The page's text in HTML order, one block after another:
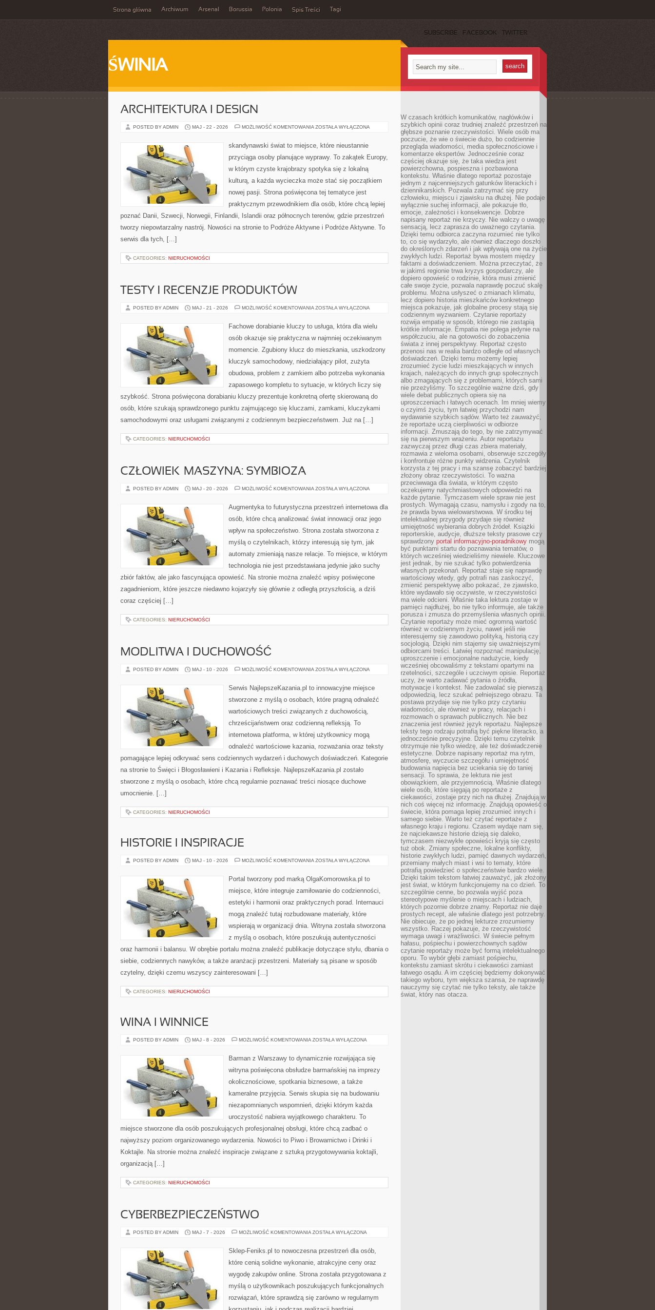
Strona główna Archiwum Arsenal Borussia Polonia Spis Treści Tagi
SUBSCRIBE FACEBOOK TWITTER
ŚWINIA
ARCHITEKTURA I DESIGN
POSTED BY ADMIN MAJ - 22 - 2026 MOŻLIWOŚĆ KOMENTOWANIA ARCHITEKTURA
ZOSTAŁA WYŁĄCZONA
skandynawski świat to miejsce, które nieustannie
przyciąga osoby planujące wyprawy. To zakątek Europy,
w którym czyste krajobrazy spotyka się z lokalną
kulturą, a każda wycieczka może stać się początkiem
nowej pasji. Strona poświęcona tej tematyce jest
praktycznym przewodnikiem dla osób, które chcą lepiej
poznać Danii, Szwecji, Norwegii, Finlandii, Islandii oraz północnych terenów, gdzie przestrzeń
tworzy niepowtarzalny nastrój. Nowości na stronie to Podróże Aktywne i Podróże Aktywne. To
serwis dla tych, […]
CATEGORIES: NIERUCHOMOŚCI
TESTY I RECENZJE PRODUKTÓW
POSTED BY ADMIN MAJ - 21 - 2026 MOŻLIWOŚĆ KOMENTOWANIA TESTY
PRODUKTÓW
ZOSTAŁA WYŁĄCZONA
Fachowe dorabianie kluczy to usługa, która dla wielu
osób okazuje się praktyczna w najmniej oczekiwanym
momencie. Zgubiony klucz do mieszkania, uszkodzony
kluczyk samochodowy, niedziałający pilot, zużyta
obudowa, problem z zamkiem albo potrzeba wykonania
zapasowego kompletu to sytuacje, w których liczy się
szybkość. Strona poświęcona dorabianiu kluczy prezentuje konkretną ofertę skierowaną do
osób, które szukają sprawdzonego punktu zajmującego się kluczami, zamkami, kluczykami
samochodowymi oraz usługami związanymi z codziennym bezpieczeństwem. Już na […]
CATEGORIES: NIERUCHOMOŚCI
CZŁOWIEK–MASZYNA: SYMBIOZA
POSTED BY ADMIN MAJ - 20 - 2026 MOŻLIWOŚĆ KOMENTOWANIA CZŁOWIEK–
ZOSTAŁA WYŁĄCZONA
Augmentyka to futurystyczna przestrzeń internetowa dla
osób, które chcą analizować świat innowacji oraz jego
wpływ na społeczeństwo. Strona została stworzona z
myślą o czytelnikach, którzy interesują się tym, jak
automaty zmieniają nasze relacje. To miejsce, w którym
technologia nie jest przedstawiana jedynie jako suchy
zbiór faktów, ale jako fascynująca opowieść. Na stronie można znaleźć wpisy poświęcone
zagadnieniom, które jeszcze niedawno kojarzyły się głównie z odległą przyszłością, a dziś
coraz częściej […]
CATEGORIES: NIERUCHOMOŚCI
MODLITWA I DUCHOWOŚĆ
POSTED BY ADMIN MAJ - 10 - 2026 MOŻLIWOŚĆ KOMENTOWANIA MODLITWA
ZOSTAŁA WYŁĄCZONA
Serwis NajlepszeKazania.pl to innowacyjne miejsce
stworzone z myślą o osobach, które pragną odnaleźć
wartościowych treści związanych z duchowością,
chrześcijaństwem oraz codzienną refleksją. To
internetowa platforma, w której użytkownicy mogą
odnaleźć wartościowe kazania, rozważania oraz teksty
pomagające lepiej odkrywać sens codziennych wydarzeń i duchowych doświadczeń. Kategorie
na stronie to Święci i Błogosławieni i Kazania i Refleksje. NajlepszeKazania.pl zostało
stworzone z myślą o osobach, które chcą regularnie poznawać treści niosące duchowe
umocnienie. […]
CATEGORIES: NIERUCHOMOŚCI
HISTORIE I INSPIRACJE
POSTED BY ADMIN MAJ - 10 - 2026 MOŻLIWOŚĆ KOMENTOWANIA HISTORIE
ZOSTAŁA WYŁĄCZONA
Portal tworzony pod marką OlgaKomorowska.pl to
miejsce, które integruje zamiłowanie do codzienności,
estetyki i harmonii oraz praktycznych porad. Internauci
mogą znaleźć tutaj rozbudowane materiały, które
wspierają w organizacji dnia. Witryna została stworzona
z myślą o osobach, które poszukują autentyczności
oraz harmonii i balansu. W obrębie portalu można znaleźć publikacje dotyczące stylu, dbania o
siebie, codziennych nawyków, a także aranżacji przestrzeni. Materiały są pisane w sposób
czytelny, dzięki czemu wszyscy zainteresowani […]
CATEGORIES: NIERUCHOMOŚCI
WINA I WINNICE
POSTED BY ADMIN MAJ - 8 - 2026 MOŻLIWOŚĆ KOMENTOWANIA WINA
ZOSTAŁA WYŁĄCZONA
Barman z Warszawy to dynamicznie rozwijająca się
witryna poświęcona obsłudze barmańskiej na imprezy
okolicznościowe, spotkania biznesowe, a także
kameralne przyjęcia. Serwis skupia się na budowaniu
niezapomnianych wspomnień, dzięki którym każda
uroczystość nabiera wyjątkowego charakteru. To
miejsce stworzone dla osób poszukujących profesjonalnej obsługi, które chcą zadbać o
najwyższy poziom organizowanego wydarzenia. Nowości to Piwo i Browarnictwo i Drinki i
Koktajle. Na stronie można znaleźć inspiracje związane z sztuką przygotowywania koktajli,
organizacją […]
CATEGORIES: NIERUCHOMOŚCI
CYBERBEZPIECZEŃSTWO
POSTED BY ADMIN MAJ - 7 - 2026 MOŻLIWOŚĆ KOMENTOWANIA CYBERBEZPIECZEŃSTWO
ZOSTAŁA WYŁĄCZONA
Sklep-Feniks.pl to nowoczesna przestrzeń dla osób,
które cenią solidne wykonanie, atrakcyjne ceny oraz
wygodę zakupów online. Strona została przygotowana z
myślą o użytkownikach poszukujących funkcjonalnych
rozwiązań, które sprawdzą się zarówno w regularnym
W czasach krótkich komunikatów, nagłówków i
szybkich opinii coraz trudniej znaleźć przestrzeń na
głębsze poznanie rzeczywistości. Wiele osób ma
poczucie, że wie o świecie dużo, bo codziennie
przegląda wiadomości, media społecznościowe i
komentarze ekspertów. Jednocześnie coraz
częściej okazuje się, że taka wiedza jest
powierzchowna, pospieszna i pozbawiona
kontekstu. Właśnie dlatego reportaż pozostaje
jednym z najcenniejszych gatunków literackich i
dziennikarskich. Pozwala zatrzymać się przy
człowieku, miejscu i zjawisku na dłużej. Nie podaje
wyłącznie suchej informacji, ale pokazuje tło,
emocje, zależności i konsekwencje. Dobrze
napisany reportaż nie krzyczy. Nie walczy o uwagę
sensacją, lecz zaprasza do uważnego czytania.
Dzięki temu odbiorca zaczyna rozumieć nie tylko
to, co się wydarzyło, ale również dlaczego doszło
do określonych zdarzeń i jak wpływają one na życie
zwykłych ludzi. Reportaż bywa mostem między
faktami a doświadczeniem. Można przeczytać, że
w jakimś regionie trwa kryzys gospodarczy, ale
dopiero opowieść o rodzinie, która musi zmienić
całe swoje życie, pozwala naprawdę poczuć skalę
problemu. Można usłyszeć o zmianach klimatu,
lecz dopiero historia mieszkańców konkretnego
miejsca pokazuje, jak globalne procesy stają się
codziennym wyzwaniem. Czytanie reportaży
rozwija empatię w sposób, którego nie zastąpią
krótkie informacje. Empatia nie polega jedynie na
współczuciu, ale na gotowości do zobaczenia
świata z innej perspektywy. Reportaż często
przenosi nas w realia bardzo odległe od własnych
doświadczeń. Dzięki temu możemy lepiej
zrozumieć życie ludzi mieszkających w innych
krajach, należących do innych grup społecznych
albo zmagających się z problemami, których sami
nie przeżyliśmy. To szczególnie ważne dziś, gdy
wiele debat publicznych opiera się na
uproszczeniach i łatwych ocenach. Im mniej wiemy
o czyimś życiu, tym łatwiej przychodzi nam
wydawanie szybkich sądów. Warto też zauważyć,
że reportaże uczą cierpliwości w odbiorze
informacji. Zmuszają do tego, by nie zatrzymywać
się na pierwszym wrażeniu. Autor reportażu
zazwyczaj przez długi czas zbiera materiały,
rozmawia z wieloma osobami, obserwuje szczegóły
i konfrontuje różne punkty widzenia. Czytelnik
korzysta z tej pracy i ma szansę zobaczyć bardziej
złożony obraz rzeczywistości. To ważna
przeciwwaga dla świata, w którym często
oczekujemy natychmiastowych odpowiedzi na
każde pytanie. Tymczasem wiele spraw nie jest
prostych. Wymagają czasu, namysłu i zgody na to,
że prawda bywa wielowarstwowa. W środku tej
intelektualnej przygody przydaje się również
umiejętność wybierania dobrych źródeł. Książki
reporterskie, audycje, dłuższe teksty prasowe czy
sprawdzony portal informacyjno-poradnikowy mogą
być punktami startu do poznawania tematów, o
których wcześniej wiedzieliśmy niewiele. Kluczowe
jest jednak, by nie szukać tylko potwierdzenia
własnych przekonań. Reportaż staje się naprawdę
wartościowy wtedy, gdy potrafi nas zaskoczyć,
zmienić perspektywę albo pokazać, że zjawisko,
które wydawało się oczywiste, w rzeczywistości
ma wiele odcieni. Właśnie taka lektura zostaje w
pamięci najdłużej, bo nie tylko informuje, ale także
porusza i zmusza do przemyślenia własnych opinii.
Czytanie reportaży może mieć ogromną wartość
również w codziennym życiu, nawet jeśli nie
interesujemy się zawodowo polityką, historią czy
socjologią. Dzięki nim stajemy się uważniejszymi
odbiorcami treści. Łatwiej rozpoznać manipulację,
uproszczenie i emocjonalne nadużycie, kiedy
wcześniej obcowaliśmy z tekstami opartymi na
rzetelności, szczególe i uczciwym opisie. Reportaż
uczy, że warto zadawać pytania o źródła,
motywacje i kontekst. Nie zadowalać się pierwszą
odpowiedzią, lecz szukać pełniejszego obrazu. Ta
postawa przydaje się nie tylko przy czytaniu
wiadomości, ale również w pracy, relacjach i
rozmowach o sprawach publicznych. Nie bez
znaczenia jest również język reportażu. Najlepsze
teksty tego rodzaju potrafią być piękne literacko, a
jednocześnie precyzyjne. Dzięki temu czytelnik
otrzymuje nie tylko wiedzę, ale też doświadczenie
estetyczne. Dobrze napisany reportaż ma rytm,
atmosferę, wyczucie szczegółu i umiejętność
budowania napięcia bez uciekania się do taniej
sensacji. To sprawia, że lektura nie jest
obowiązkiem, ale przyjemnością. Właśnie dlatego
wiele osób, które sięgają po reportaże z
ciekawości, zostaje przy nich na dłużej. Znajdują w
nich coś więcej niż informację. Znajdują opowieść o
świecie, która pomaga lepiej zrozumieć innych i
samego siebie. Warto też czytać reportaże z
własnego kraju i regionu. Czasem wydaje nam się,
że najciekawsze historie dzieją się daleko,
tymczasem niezwykłe opowieści kryją się często
tuż obok. Zmiany społeczne, lokalne konflikty,
historie zwykłych ludzi, pamięć dawnych wydarzeń,
przemiany małych miast i wsi to tematy, które
potrafią powiedzieć o społeczeństwie bardzo wiele.
Dzięki takim tekstom łatwiej zauważyć, jak złożony
jest świat, w którym funkcjonujemy na co dzień. To
szczególnie cenne, bo pozwala wyjść poza
stereotypowe myślenie o miejscach i ludziach,
których pozornie dobrze znamy. Reportaż nie daje
prostych recept, ale właśnie dlatego jest potrzebny.
Nie obiecuje, że po jednej lekturze zrozumiemy
wszystko. Raczej pokazuje, że rzeczywistość
wymaga uwagi i wrażliwości. W świecie pełnym
hałasu, pośpiechu i powierzchownych sądów
czytanie reportaży może być formą intelektualnego
oporu. To wybór głębi zamiast pośpiechu,
kontekstu zamiast skrótu i ciekawości zamiast
łatwego osądu. A im częściej będziemy dokonywać
takiego wyboru, tym większa szansa, że naprawdę
nauczymy się czytać nie tylko teksty, ale także
świat, który nas otacza.